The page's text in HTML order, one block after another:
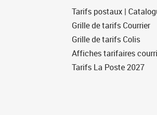
Tarifs postaux |
Grille de tarifs Courrier
Grille de tarifs Colis
Affiches tarifaires
Tarifs La Poste 2027